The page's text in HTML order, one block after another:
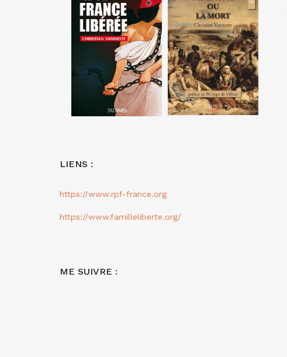
LIENS :
https://www.rpf-france.org
https://www.familleliberte.org/
ME SUIVRE :